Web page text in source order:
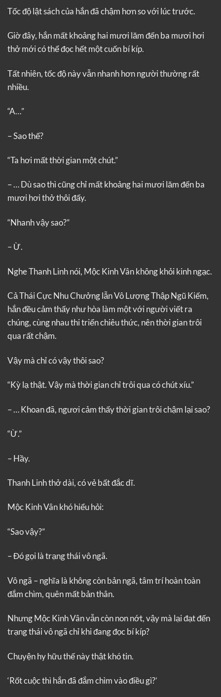
Tốc độ lật sách của hắn đã chậm hơn so với lúc trước.
Giờ đây, hắn mất khoảng hai mươi lăm đến ba mươi hơi
thở mới có thể đọc hết một cuốn bí kíp.
Tất nhiên, tốc độ này vẫn nhanh hơn người thường rất
nhiều.
“A…”
– Sao thế?
“Ta hơi mất thời gian một chút.”
– … Dù sao thì cũng chỉ mất khoảng hai mươi lăm đến ba
mươi hơi thở thôi đấy.
“Nhanh vậy sao?”
– Ừ.
Nghe Thanh Linh nói, Mộc Kinh Vân không khỏi kinh ngạc.
Cả Thái Cực Nhu Chưởng lẫn Vô Lượng Thập Ngũ Kiếm,
hắn đều cảm thấy như hòa làm một với người viết ra
chúng, cùng nhau thi triển chiêu thức, nên thời gian trôi
qua rất chậm.
Vậy mà chỉ có vậy thôi sao?
“Kỳ lạ thật. Vậy mà thời gian chỉ trôi qua có chút xíu.”
– … Khoan đã, ngươi cảm thấy thời gian trôi chậm lại sao?
“Ừ.”
– Hầy.
Thanh Linh thở dài, có vẻ bất đắc dĩ.
Mộc Kinh Vân khó hiểu hỏi:
“Sao vậy?”
– Đó gọi là trạng thái vô ngã.
Vô ngã – nghĩa là không còn bản ngã, tâm trí hoàn toàn
đắm chìm, quên mất bản thân.
Nhưng Mộc Kinh Vân vẫn còn non nớt, vậy mà lại đạt đến
trạng thái vô ngã chỉ khi đang đọc bí kíp?
Chuyện hy hữu thế này thật khó tin.
‘Rốt cuộc thì hắn đã đắm chìm vào điều gì?’